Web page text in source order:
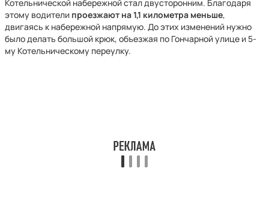
Котельнической набережной стал двусторонним. Благодаря
этому водители проезжают на 1,1 километра меньше,
двигаясь к набережной напрямую. До этих изменений нужно
было делать большой крюк, объезжая по Гончарной улице и 5-
му Котельническому переулку.